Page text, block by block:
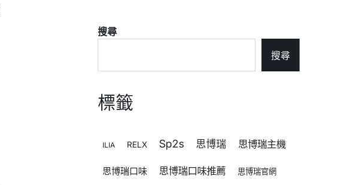
搜尋
搜尋
標籤
ILIA RELX Sp2s 思博瑞 思博瑞主機
思博瑞口味 思博瑞口味推薦 思博瑞官網